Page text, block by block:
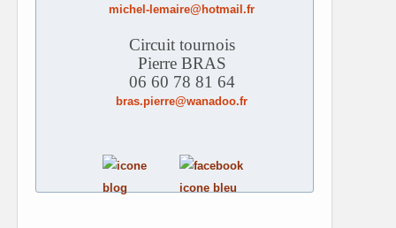
michel-lemaire@hotmail.fr
Circuit tournois
Pierre BRAS
06 60 78 81 64
bras.pierre@wanadoo.fr